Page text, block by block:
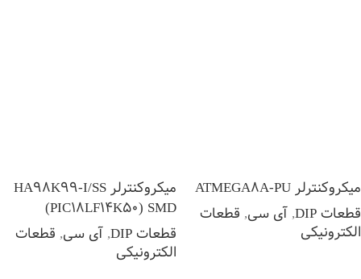
میکروکنترلر ATMEGA8A-PU
قطعات DIP
,آی سی, قطعات
الکترونیکی
میکروکنترلر HA98K99-I/SS
(PIC18LF14K50) SMD
قطعات DIP
,آی سی, قطعات
الکترونیکی